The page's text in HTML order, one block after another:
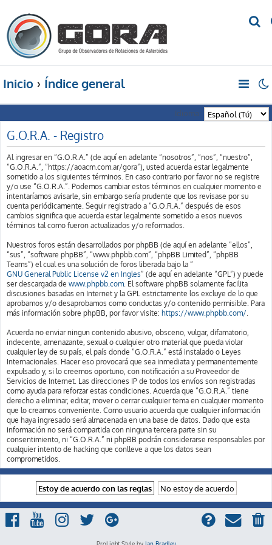
a
r
Inicio Índice general
Idioma:
G.O.R.A. - Registro
Al ingresar en “G.O.R.A.” (de aquí en adelante “nosotros”, “nos”, “nuestro”,
“G.O.R.A.”, “https://aoacm.com.ar/gora”), usted acuerda estar legalmente
sometido a los siguientes términos. En caso contrario por favor no se registre
y/o use “G.O.R.A.”. Podemos cambiar estos términos en cualquier momento e
intentaríamos avisarle, sin embargo sería prudente que los revisase por su
cuenta periódicamente. Seguir registrado a “G.O.R.A.” después de esos
cambios significa que acuerda estar legalmente sometido a esos nuevos
términos tal como fueron actualizados y/o reformados.
Nuestros foros están desarrollados por phpBB (de aquí en adelante “ellos”,
“sus”, “software phpBB”, “www.phpbb.com”, “phpBB Limited”, “phpBB
Teams”) el cual es una solución de foros liberada bajo la “
GNU General Public License v2 en Ingles” (de aquí en adelante “GPL”) y puede
ser descargada de www.phpbb.com . El software phpBB solamente facilita
discusiones basadas en Internet y la GPL estrictamente los excluye de lo que
aprobamos y/o desaprobamos como conductas y/o contenido permisible. Para
más información sobre phpBB, por favor visite: https://www.phpbb.com/
Acuerda no enviar ningun contenido abusivo, obsceno, vulgar, difamatorio,
indecente, amenazante, sexual o cualquier otro material que pueda violar
cualquier ley de su país, el país donde “G.O.R.A.” está instalado o Leyes
Internacionales. Hacer eso provocará que sea inmediata y permanentemente
expulsado y, si lo creemos oportuno, con notificación a su Proveedor de
Servicios de Internet. Las direcciones IP de todos los envíos son registradas
como ayuda para reforzar estas condiciones. Acuerda que “G.O.R.A.” tiene
derecho a eliminar, editar, mover o cerrar cualquier tema en cualquier momento
que lo creamos conveniente. Como usuario acuerda que cualquier información
que haya ingresado será almacenada en una base de datos. Dado que esta
información no será compartida con ninguna tercera parte sin su
consentimiento, ni “G.O.R.A.” ni phpBB podrán considerarse responsables por
cualquier intento de hacking que conlleve a que los datos sean
comprometidos.